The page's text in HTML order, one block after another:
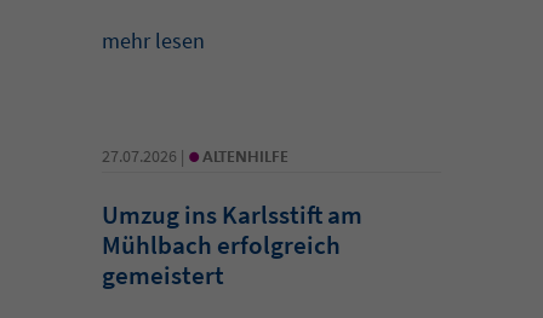
mehr lesen
27.07.2026 | • ALTENHILFE
Umzug ins Karlsstift am
Mühlbach erfolgreich
gemeistert